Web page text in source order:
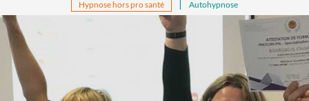
Hypnose hors pro santé
Autohypnose